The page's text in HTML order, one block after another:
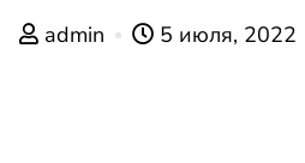
admin 5 июля, 2022